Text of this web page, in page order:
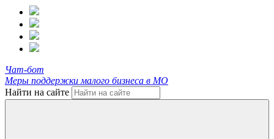
Чат-бот
Меры поддержки малого бизнеса в МО
Найти на сайте